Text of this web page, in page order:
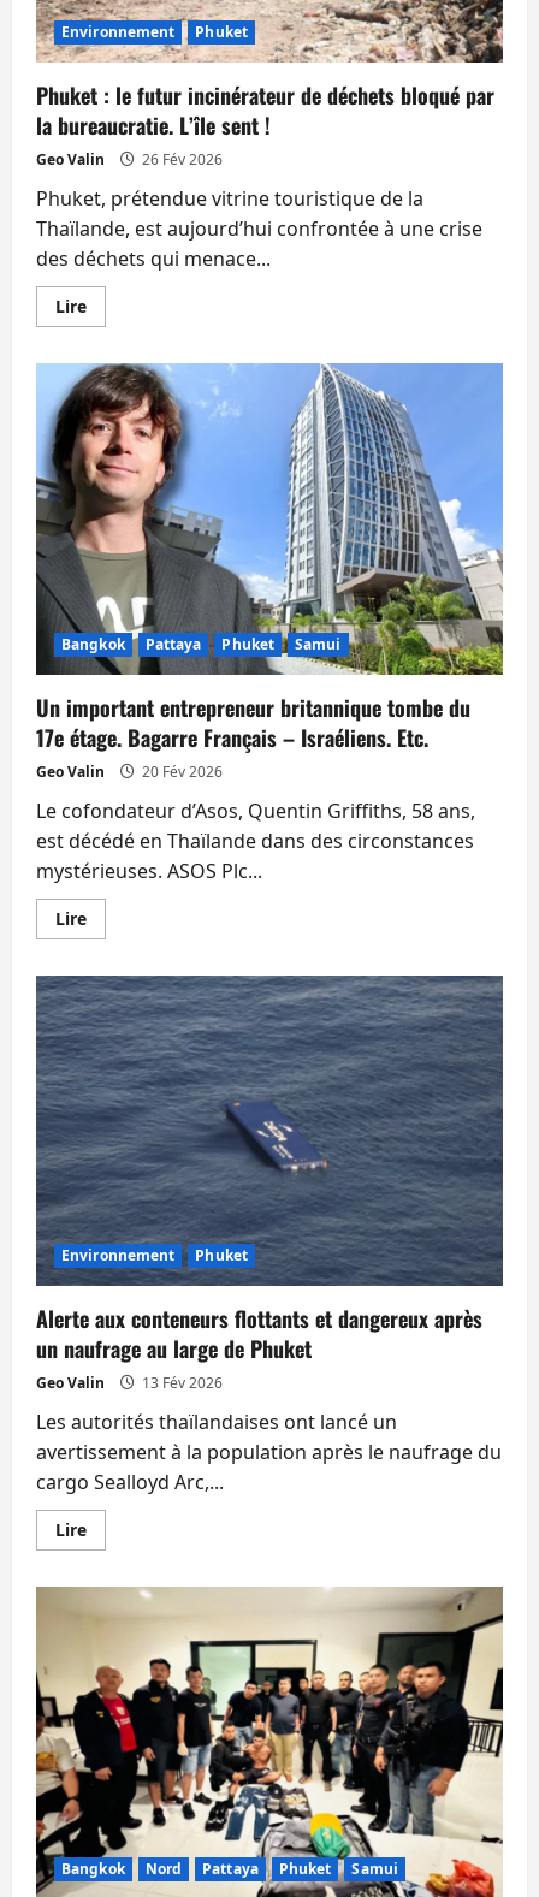
Environnement Phuket
Phuket : le futur incinérateur de déchets bloqué par
la bureaucratie. L’île sent !
Geo Valin 26 Fév 2026
Phuket, prétendue vitrine touristique de la
Thaïlande, est aujourd’hui confrontée à une crise
des déchets qui menace...
LireEn
savoir
Phuket
:
le
futur
incinérateur
de
déchets
bloqué
par
la
bureaucratie.
L’île
sent
!
Bangkok Pattaya Phuket Samui
Un important entrepreneur britannique tombe du
17e étage. Bagarre Français – Israéliens. Etc.
Geo Valin 20 Fév 2026
Le cofondateur d’Asos, Quentin Griffiths, 58 ans,
est décédé en Thaïlande dans des circonstances
mystérieuses. ASOS Plc...
LireEn
savoir
Un
important
entrepreneur
britannique
tombe
du
17e
étage.
Bagarre
Français
–
Israéliens.
Etc.
Environnement Phuket
Alerte aux conteneurs flottants et dangereux après
un naufrage au large de Phuket
Geo Valin 13 Fév 2026
Les autorités thaïlandaises ont lancé un
avertissement à la population après le naufrage du
cargo Sealloyd Arc,...
LireEn
savoir
aux
et
dangereux
après
un
naufrage
large
de
Phuket
Bangkok Nord Pattaya Phuket Samui